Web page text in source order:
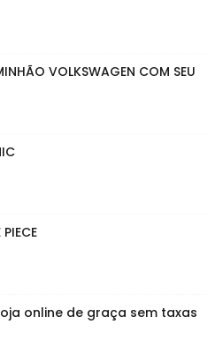
VOLKSWAGEN COM SEU
online de graça sem taxas